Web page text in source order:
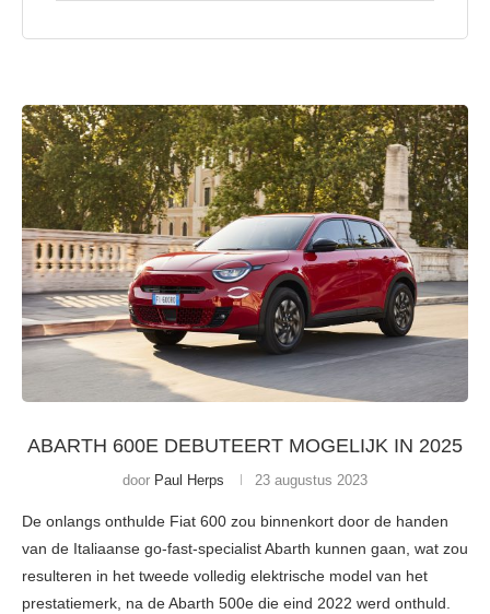
ABARTH 600E DEBUTEERT MOGELIJK IN 2025
door Paul Herps 23 augustus 2023
De onlangs onthulde Fiat 600 zou binnenkort door de handen
van de Italiaanse go-fast-specialist Abarth kunnen gaan, wat zou
resulteren in het tweede volledig elektrische model van het
prestatiemerk, na de Abarth 500e die eind 2022 werd onthuld.